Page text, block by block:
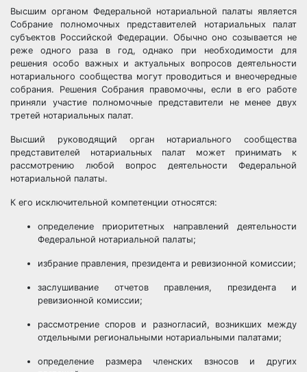
Высшим органом Федеральной нотариальной палаты является
Собрание полномочных представителей нотариальных палат
субъектов Российской Федерации. Обычно оно созывается не
реже одного раза в год, однако при необходимости для
решения особо важных и актуальных вопросов деятельности
нотариального сообщества могут проводиться и внеочередные
собрания. Решения Собрания правомочны, если в его работе
приняли участие полномочные представители не менее двух
третей нотариальных палат.
Высший руководящий орган нотариального сообщества
представителей нотариальных палат может принимать к
рассмотрению любой вопрос деятельности Федеральной
нотариальной палаты.
К его исключительной компетенции относятся:
определение приоритетных направлений деятельности
Федеральной нотариальной палаты;
избрание правления, президента и ревизионной комиссии;
заслушивание отчетов правления, президента и
ревизионной комиссии;
рассмотрение споров и разногласий, возникших между
отдельными региональными нотариальными палатами;
определение размера членских взносов и других